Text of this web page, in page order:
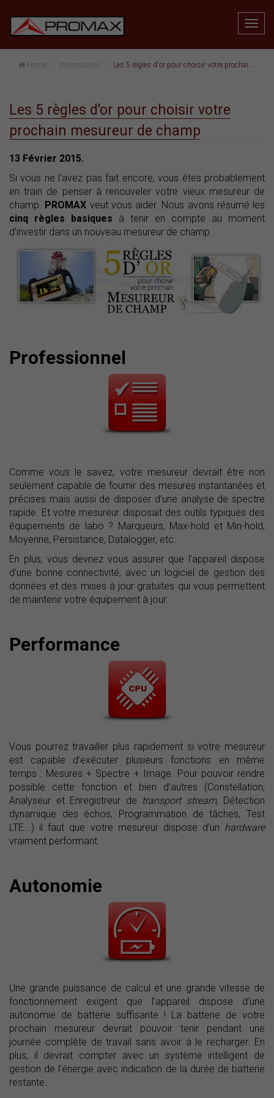
Home Informations Les 5 règles d'or pour choisir votre prochain mesureur de champ
Les 5 règles d'or pour choisir votre
prochain mesureur de champ
13 Février 2015.
Si vous ne l’avez pas fait encore, vous êtes probablement
en train de penser à renouveler votre vieux mesureur de
champ. PROMAX veut vous aider. Nous avons résumé les
cinq règles basiques à tenir en compte au moment
d’investir dans un nouveau mesureur de champ.
Professionnel
Comme vous le savez, votre mesureur devrait être non
seulement capable de fournir des mesures instantanées et
précises mais aussi de disposer d’une analyse de spectre
rapide. Et votre mesureur disposait des outils typiques des
équipements de labo ? Marqueurs, Max-hold et Min-hold,
Moyenne, Persistance, Datalogger, etc.
En plus, vous devriez vous assurer que l’appareil dispose
d’une bonne connectivité, avec un logiciel de gestion des
données et des mises à jour gratuites qui vous permettent
de maintenir votre équipement à jour.
Performance
Vous pourrez travailler plus rapidement si votre mesureur
est capable d’exécuter plusieurs fonctions en même
temps : Mesures + Spectre + Image. Pour pouvoir rendre
possible cette fonction et bien d’autres (Constellation,
Analyseur et Enregistreur de transport stream, Détection
dynamique des échos, Programmation de tâches, Test
LTE...) il faut que votre mesureur dispose d’un hardware
vraiment performant.
Autonomie
Une grande puissance de calcul et une grande vitesse de
fonctionnement exigent que l’appareil dispose d’une
autonomie de batterie suffisante ! La batterie de votre
prochain mesureur devrait pouvoir tenir pendant une
journée complète de travail sans avoir à le recharger. En
plus, il devrait compter avec un système intelligent de
gestion de l’énergie avec indication de la durée de batterie
restante.